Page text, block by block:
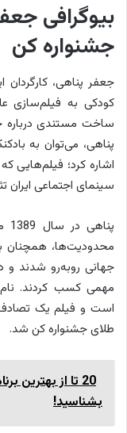
بیوگرافی
جشنواره کن
کودکی به فیلم‌سازی
ساخت مستندی درباره
پناهی، می‌توان به
اشاره کرد؛ فیلم‌هایی
سینمای اجتماعی ایران
محدودیت‌ها، همچنان
جهانی روبه‌رو شدند و
مهمی کسب کردند.
طلای جشنواره کن شد.
20 تا از بهترین
بشناسید!